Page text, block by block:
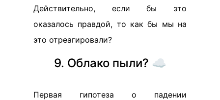
Действительно, если бы это
оказалось правдой, то как бы мы на
это отреагировали?
9. Облако пыли? ☁️
Первая гипотеза о падении